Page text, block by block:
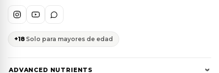
+18 Solo para mayores de edad
ADVANCED NUTRIENTS